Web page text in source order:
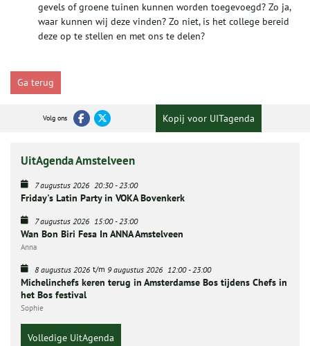
gevels of groene tuinen kunnen worden toegevoegd? Zo ja,
waar kunnen wij deze vinden? Zo niet, is het college bereid
deze op te stellen en met ons te delen?
Ga terug
Volg ons Kopij voor UITagenda
UitAgenda Amstelveen
7 augustus 2026 20:30-23:00
Friday's Latin Party in VOKA Bovenkerk
7 augustus 2026 15:00-23:00
Wan Bon Biri Fesa In ANNA Amstelveen
Anna
8 augustus 2026 t/m 9 augustus 2026 12:00-23:00
Michelinchefs keren terug in Amsterdamse Bos tijdens Chefs in
het Bos festival
Sophie
Volledige UitAgenda